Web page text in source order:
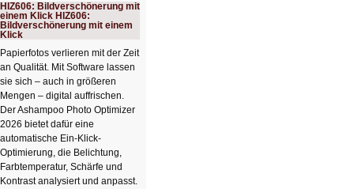
HIZ606: Bildverschönerung mit
einem Klick HIZ606:
Bildverschönerung mit einem
Klick
Papierfotos verlieren mit der Zeit
an Qualität. Mit Software lassen
sie sich – auch in größeren
Mengen – digital auffrischen.
Der Ashampoo Photo Optimizer
2026 bietet dafür eine
automatische Ein-Klick-
Optimierung, die Belichtung,
Farbtemperatur, Schärfe und
Kontrast analysiert und anpasst.